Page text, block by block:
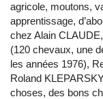
agricole, moutons,
apprentissage,
chez Alain
(120 chevaux, une
les années 1976),
Roland
choses, des bons